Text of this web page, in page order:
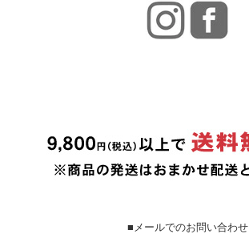
■メールでのお問い合わせ